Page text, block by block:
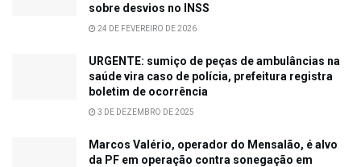
sobre desvios no INSS
24 DE FEVEREIRO DE 2026
URGENTE: sumiço de peças de ambulâncias na
saúde vira caso de polícia, prefeitura registra
boletim de ocorrência
3 DE DEZEMBRO DE 2025
Marcos Valério, operador do Mensalão, é alvo
da PF em operação contra sonegação em